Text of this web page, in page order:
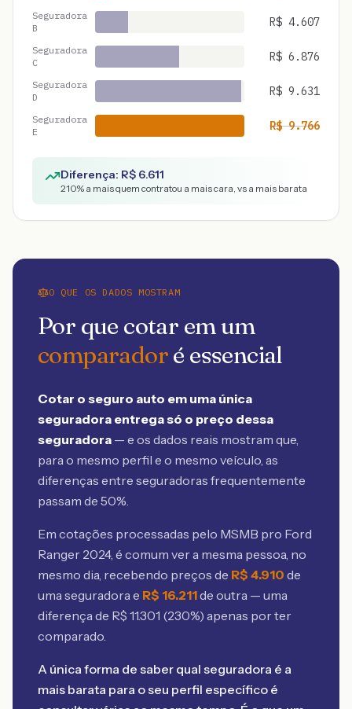
Seguradora
B
R$ 4.607
Seguradora
C
R$ 6.876
Seguradora
D
R$ 9.631
Seguradora
E
R$9.766
Diferença: R$ 6.611
210% a mais quem contratou a mais cara, vs a mais barata
O QUE OS DADOS MOSTRAM
Por que cotar em um
comparadoré essencial
Cotar o seguro auto em uma única
seguradora entrega só o preço dessa
seguradora — e os dados reais mostram que,
para o mesmo perfil e o mesmo veículo, as
diferenças entre seguradoras frequentemente
passam de 50%.
Em cotações processadas pelo MSMB pro Ford
Ranger 2024, é comum ver a mesma pessoa, no
mesmo dia, recebendo preços de R$ 4.910 de
uma seguradora e R$ 16.211de outra — uma
diferença de R$ 11.301 (230%) apenas por ter
comparado.
A única forma de saber qual seguradora é a
mais barata para o seu perfil específico é